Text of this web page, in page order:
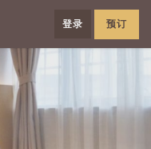
登录 预订